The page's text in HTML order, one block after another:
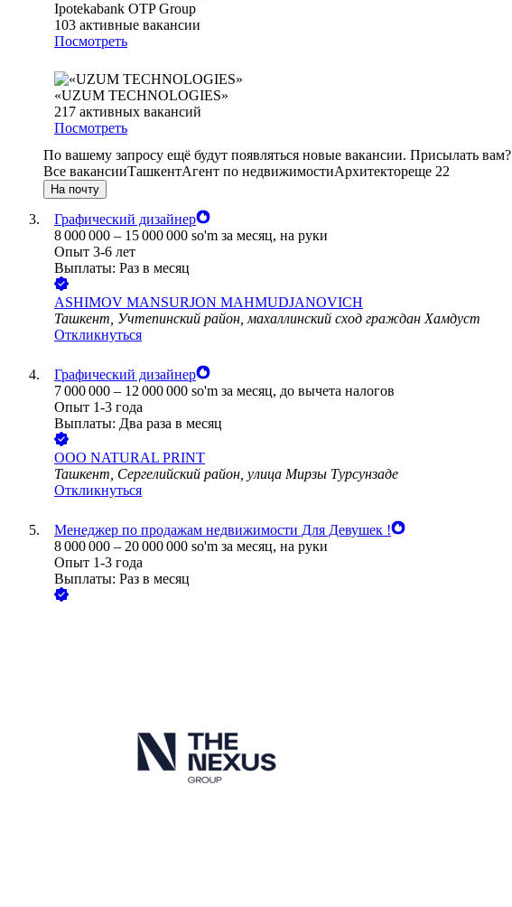
Ipotekabank OTP Group
103 активные вакансии
Посмотреть
«UZUM TECHNOLOGIES»
217 активных вакансий
Посмотреть
По вашему запросу ещё будут появляться новые вакансии. Присылать вам?
Все вакансииТашкентАгент по недвижимостиАрхитектореще 22
На почту
Графический дизайнер
8 000 000 – 15 000 000 so'm за месяц, на руки
Опыт 3-6 лет
Выплаты: Раз в месяц
ASHIMOV MANSURJON MAHMUDJANOVICH
Ташкент, Учтепинский район, махаллинский сход граждан Хамдуст
Откликнуться
Графический дизайнер
7 000 000 – 12 000 000 so'm за месяц, до вычета налогов
Опыт 1-3 года
Выплаты: Два раза в месяц
ООО NATURAL PRINT
Ташкент, Сергелийский район, улица Мирзы Турсунзаде
Откликнуться
Менеджер по продажам недвижимости Для Девушек !
8 000 000 – 20 000 000 so'm за месяц, на руки
Опыт 1-3 года
Выплаты: Раз в месяц